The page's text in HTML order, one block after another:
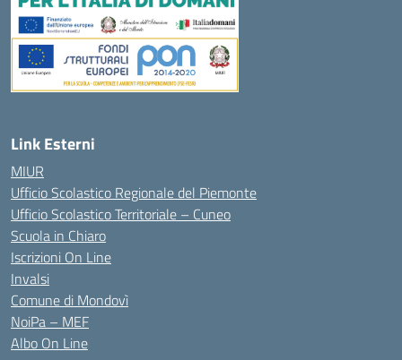
Link Esterni
MIUR
Ufficio Scolastico Regionale del Piemonte
Ufficio Scolastico Territoriale – Cuneo
Scuola in Chiaro
Iscrizioni On Line
Invalsi
Comune di Mondovì
NoiPa – MEF
Albo On Line